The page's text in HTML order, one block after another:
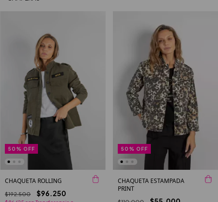
50 % OFF
CHAQUETA ROLLING
$192.500 $96.250
50 % OFF
CHAQUETA ESTAMPADA
PRINT